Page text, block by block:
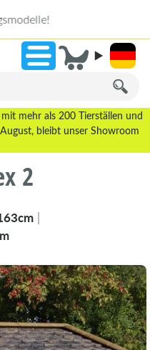
»2.238 Bewertungen!
mehr als 200 Tierställen und
bleibt unser Showroom
2
|